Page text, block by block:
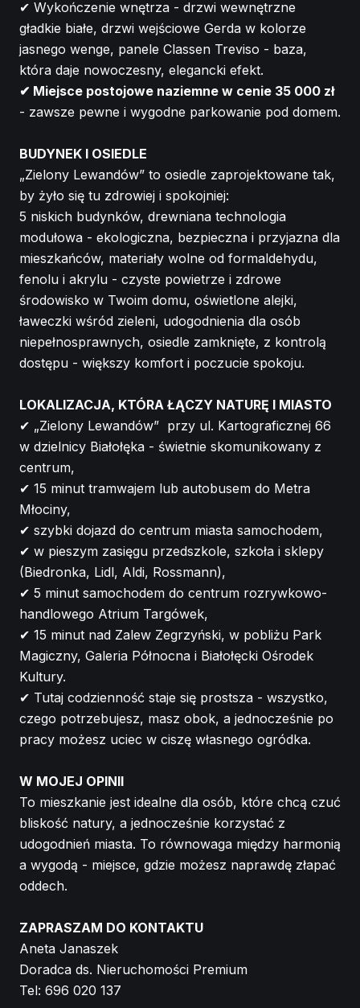
✔ Wykończenie wnętrza - drzwi wewnętrzne
gładkie białe, drzwi wejściowe Gerda w kolorze
jasnego wenge, panele Classen Treviso - baza,
która daje nowoczesny, elegancki efekt.
✔ Miejsce postojowe naziemne w cenie 35 000 zł
- zawsze pewne i wygodne parkowanie pod domem.
BUDYNEK I OSIEDLE
„Zielony Lewandów” to osiedle zaprojektowane tak,
by żyło się tu zdrowiej i spokojniej:
5 niskich budynków, drewniana technologia
modułowa - ekologiczna, bezpieczna i przyjazna dla
mieszkańców, materiały wolne od formaldehydu,
fenolu i akrylu - czyste powietrze i zdrowe
środowisko w Twoim domu, oświetlone alejki,
ławeczki wśród zieleni, udogodnienia dla osób
niepełnosprawnych, osiedle zamknięte, z kontrolą
dostępu - większy komfort i poczucie spokoju.
LOKALIZACJA, KTÓRA ŁĄCZY NATURĘ I MIASTO
✔ „Zielony Lewandów” przy ul. Kartograficznej 66
w dzielnicy Białołęka - świetnie skomunikowany z
centrum,
✔ 15 minut tramwajem lub autobusem do Metra
Młociny,
✔ szybki dojazd do centrum miasta samochodem,
✔ w pieszym zasięgu przedszkole, szkoła i sklepy
(Biedronka, Lidl, Aldi, Rossmann),
✔ 5 minut samochodem do centrum rozrywkowo-
handlowego Atrium Targówek,
✔ 15 minut nad Zalew Zegrzyński, w pobliżu Park
Magiczny, Galeria Północna i Białołęcki Ośrodek
Kultury.
✔ Tutaj codzienność staje się prostsza - wszystko,
czego potrzebujesz, masz obok, a jednocześnie po
pracy możesz uciec w ciszę własnego ogródka.
W MOJEJ OPINII
To mieszkanie jest idealne dla osób, które chcą czuć
bliskość natury, a jednocześnie korzystać z
udogodnień miasta. To równowaga między harmonią
a wygodą - miejsce, gdzie możesz naprawdę złapać
oddech.
ZAPRASZAM DO KONTAKTU
Aneta Janaszek
Doradca ds. Nieruchomości Premium
Tel: 696 020 137